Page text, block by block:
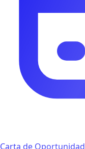
Carta de Oportunidad